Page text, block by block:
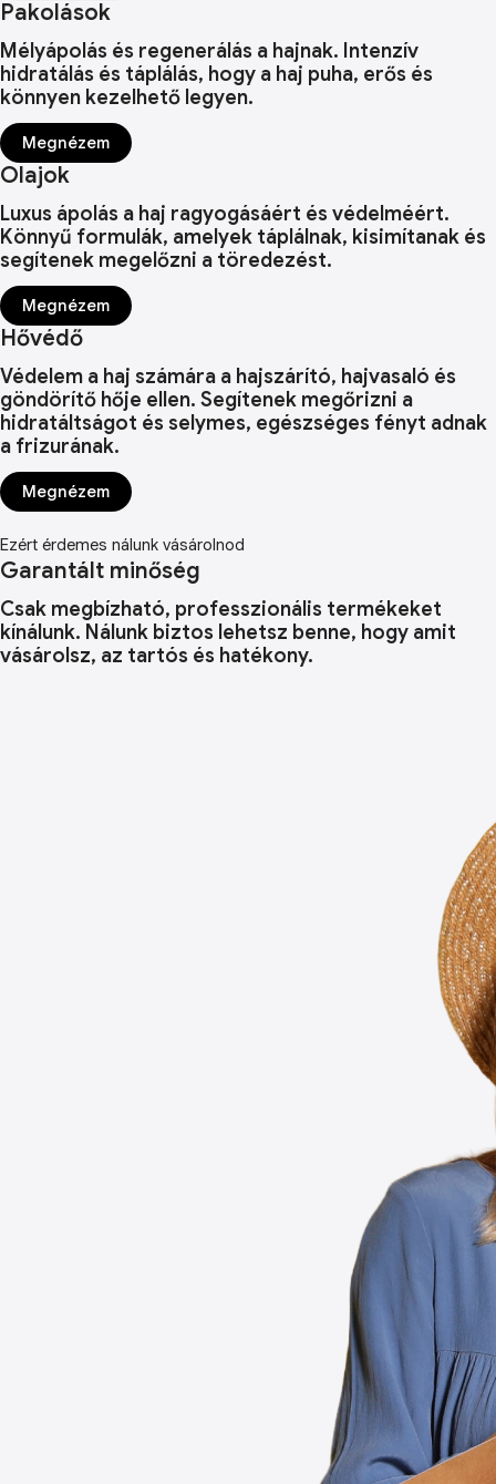
Pakolások
Mélyápolás és regenerálás a hajnak. Intenzív
hidratálás és táplálás, hogy a haj puha, erős és
könnyen kezelhető legyen.
Megnézem
Olajok
Luxus ápolás a haj ragyogásáért és védelméért.
Könnyű formulák, amelyek táplálnak, kisimítanak és
segítenek megelőzni a töredezést.
Megnézem
Hővédő
Védelem a haj számára a hajszárító, hajvasaló és
göndörítő hője ellen. Segítenek megőrizni a
hidratáltságot és selymes, egészséges fényt adnak
a frizurának.
Megnézem
Ezért érdemes nálunk vásárolnod
Garantált minőség
Csak megbízható, professzionális termékeket
kínálunk. Nálunk biztos lehetsz benne, hogy amit
vásárolsz, az tartós és hatékony.